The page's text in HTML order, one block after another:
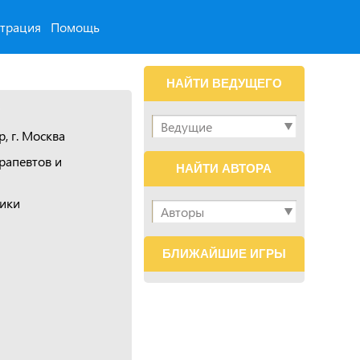
Помощь
г. Москва
и
НАЙТИ ВЕДУЩЕГО
НАЙТИ АВТОРА
БЛИЖАЙШИЕ ИГРЫ